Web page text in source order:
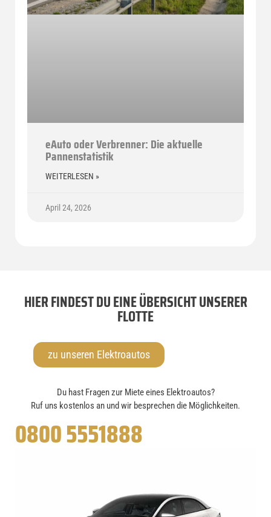
eAuto oder Verbrenner: Die aktuelle
Pannenstatistik
WEITERLESEN »
April 24, 2026
HIER FINDEST DU EINE ÜBERSICHT UNSERER
FLOTTE
zu unseren Elektroautos
Du hast Fragen zur Miete eines Elektroautos?
Ruf uns kostenlos an und wir besprechen die Möglichkeiten.
0800 5551888